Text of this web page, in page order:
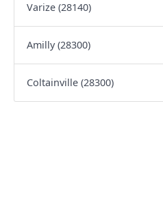
Varize (28140)
Amilly (28300)
Coltainville (28300)